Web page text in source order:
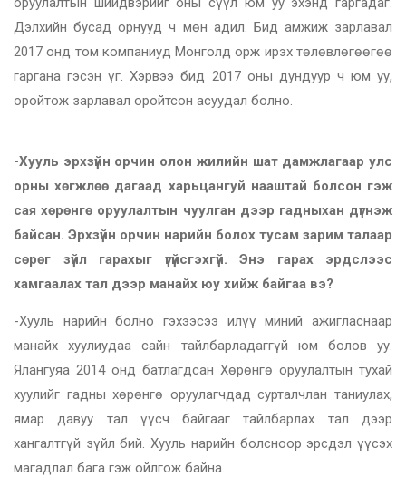
Дэлхийн бусад орнууд ч мөн адил. Бид амжиж зарлавал
2017 онд том компаниуд Монголд орж ирэх төлөвлөгөөгөө
гаргана гэсэн үг. Хэрвээ бид 2017 оны дундуур ч юм уу,
оройтож зарлавал оройтсон асуудал болно.
-Хууль эрхзүйн орчин олон жилийн шат дамжлагаар улс
орны хөгжлөө дагаад харь­цангуй нааштай болсон гэж
сая хөрөнгө оруулалтын чуулган дээр гадныхан дүгнэж
байсан. Эрхзүйн орчин нарийн болох тусам зарим талаар
сөрөг зүйл гарахыг үгүйсгэхгүй. Энэ га­рах эрдслээс
хамгаалах тал дээр манайх юу хийж байгаа вэ?
-Хууль нарийн болно гэхээсээ илүү миний ажигласнаар
манайх хуулиудаа сайн тайлбарладаггүй юм болов уу.
Ялангуяа 2014 онд батлагдсан Хөрөнгө оруулалтын тухай
хуулийг гадны хөрөнгө оруулагчдад сурталчлан таниулах,
ямар давуу тал үүсч байгааг тайлбарлах тал дээр
хангалтгүй зүйл бий. Хууль нарийн болсноор эрсдэл үүсэх
магадлал бага гэж ойлгож байна.